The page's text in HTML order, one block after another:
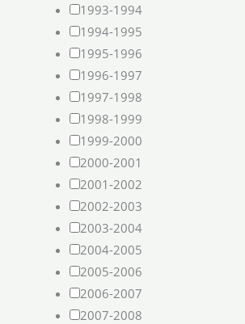
1993-1994
1994-1995
1995-1996
1996-1997
1997-1998
1998-1999
1999-2000
2000-2001
2001-2002
2002-2003
2003-2004
2004-2005
2005-2006
2006-2007
2007-2008